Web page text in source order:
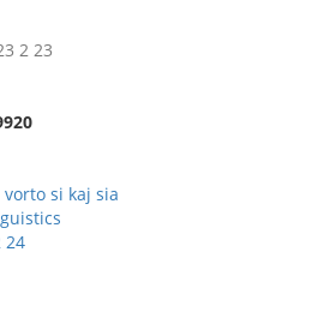
2 23
vorto si kaj sia
24